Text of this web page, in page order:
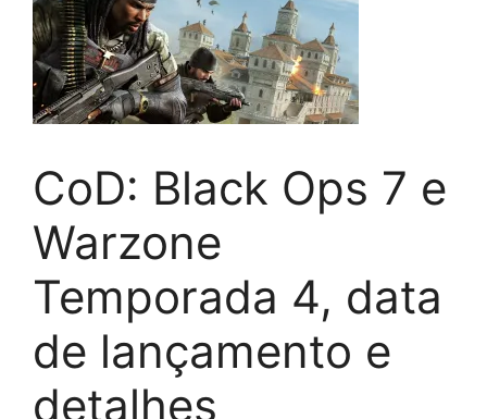
CoD: Black Ops 7 e
Warzone
Temporada 4, data
de lançamento e
detalhes